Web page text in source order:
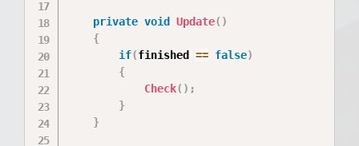
private void Update( )
{
if(finished == false)
{
Check( ) ;
}
}